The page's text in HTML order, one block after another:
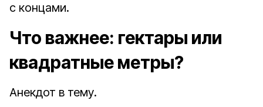
с концами.
Что важнее: гектары или
квадратные метры?
Анекдот в тему.